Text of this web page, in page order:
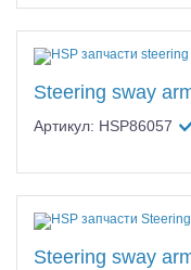
Steering sway
Артикул: HSP86057
Steering sway